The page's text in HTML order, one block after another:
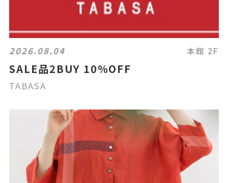
2026.08.04 本館 2F
SALE品2BUY 10%OFF
TABASA